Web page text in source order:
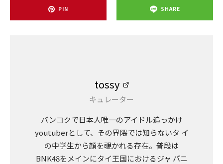
PIN SHARE
tossy
キュレーター
バンコクで日本人唯一のアイドル追っかけ
youtuberとして、その界隈では知らないタ イ
の中学生から顔を覗かれる存在。普段は
BNK48をメインにタイ王国におけるジャ パニ